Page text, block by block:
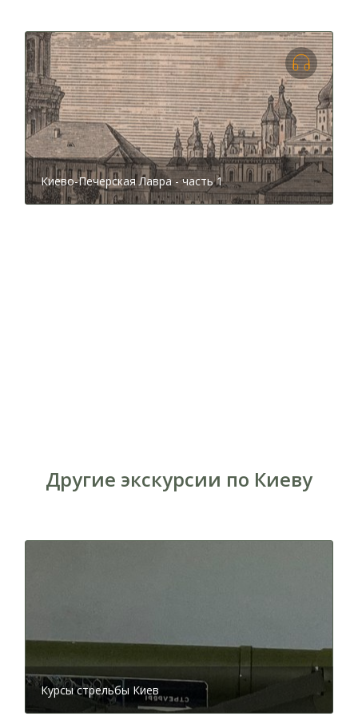
книга, сборник молитв на каждый день — Часослов;
первая книга по истории Украины — Синопсис;
жития Печерских святых с первой печатной картой
БлижнихиДальних пещер— Киево-Печерский
Патерик. Издания щедро иллюстрировались
гравюрами. Фактически для лаврского книгоиздания
были собраны лучшие авторы, художники и
наборщики того времени, говоря современным
языком, полиграфисты. Лавра была не просто
полиграфией, но и издательством. Кстати, на
Корпус лаврской типографии с южной стороны.
образовательную литературу. Типографию закрыли,
когда здание дало трещину. Затем оно пришло в
упадок, особенно после оккупации Киева во время
Второй мировой войны. Со временем корпус
отремонтировали и затем открыли музей.
Киево-Печерская Лавра - часть 1
Другие экскурсии по Киеву
Курсы стрельбы Киев